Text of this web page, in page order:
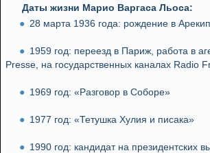
Даты жизни Марио Варгаса Льоса:
28 марта 1936 года: рождение в
1959 год: переезд в Париж, работа в
Presse, на государственных каналах Radio
1969 год: «Разговор в Соборе»
1977 год: «Тетушка Хулия и писака»
1990 год: кандидат на президентских